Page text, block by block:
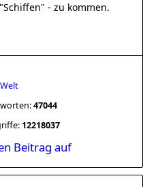
- zu kommen.
47044
12218037
Beitrag auf